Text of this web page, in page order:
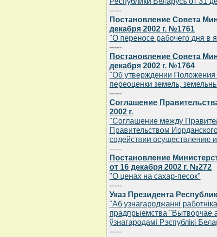
-----
Постановление Совета
декабря 2002 г. №1761
"О переносе рабочего дня в
-----
Постановление Совета
декабря 2002 г. №1764
"Об утверждении Положения
переоценки земель,
-----
Соглашение
2002 г.
"Соглашение между
Правительством
содействии осуществлению
-----
Постановление
от 16 декабря 2002 г. №272
"О ценах на сахар-песок"
-----
Указ Президента
"Аб узнагароджаннi
прадпрыемства "Вытворчае
ўзнагародамi Рэспублiкi
-----